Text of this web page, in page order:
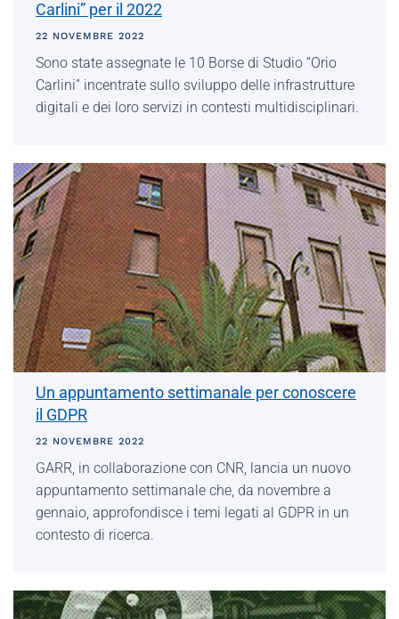
Carlini” per il 2022
22 NOVEMBRE 2022
Sono state assegnate le 10 Borse di Studio “Orio
Carlini” incentrate sullo sviluppo delle infrastrutture
digitali e dei loro servizi in contesti multidisciplinari.
Un appuntamento settimanale per conoscere
il GDPR
22 NOVEMBRE 2022
GARR, in collaborazione con CNR, lancia un nuovo
appuntamento settimanale che, da novembre a
gennaio, approfondisce i temi legati al GDPR in un
contesto di ricerca.